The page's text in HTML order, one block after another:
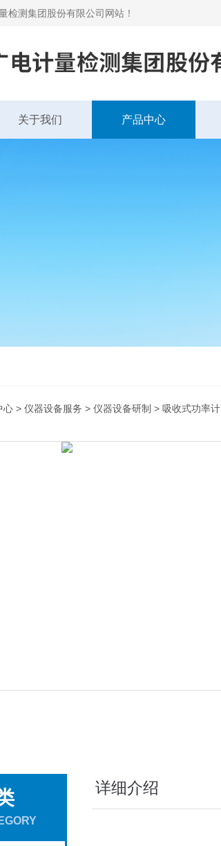
检测集团股份有限公司网站！
关于我们 产品中心
心 > 仪器设备服务 > 仪器设备研制 > 吸收式功率计
详细介绍